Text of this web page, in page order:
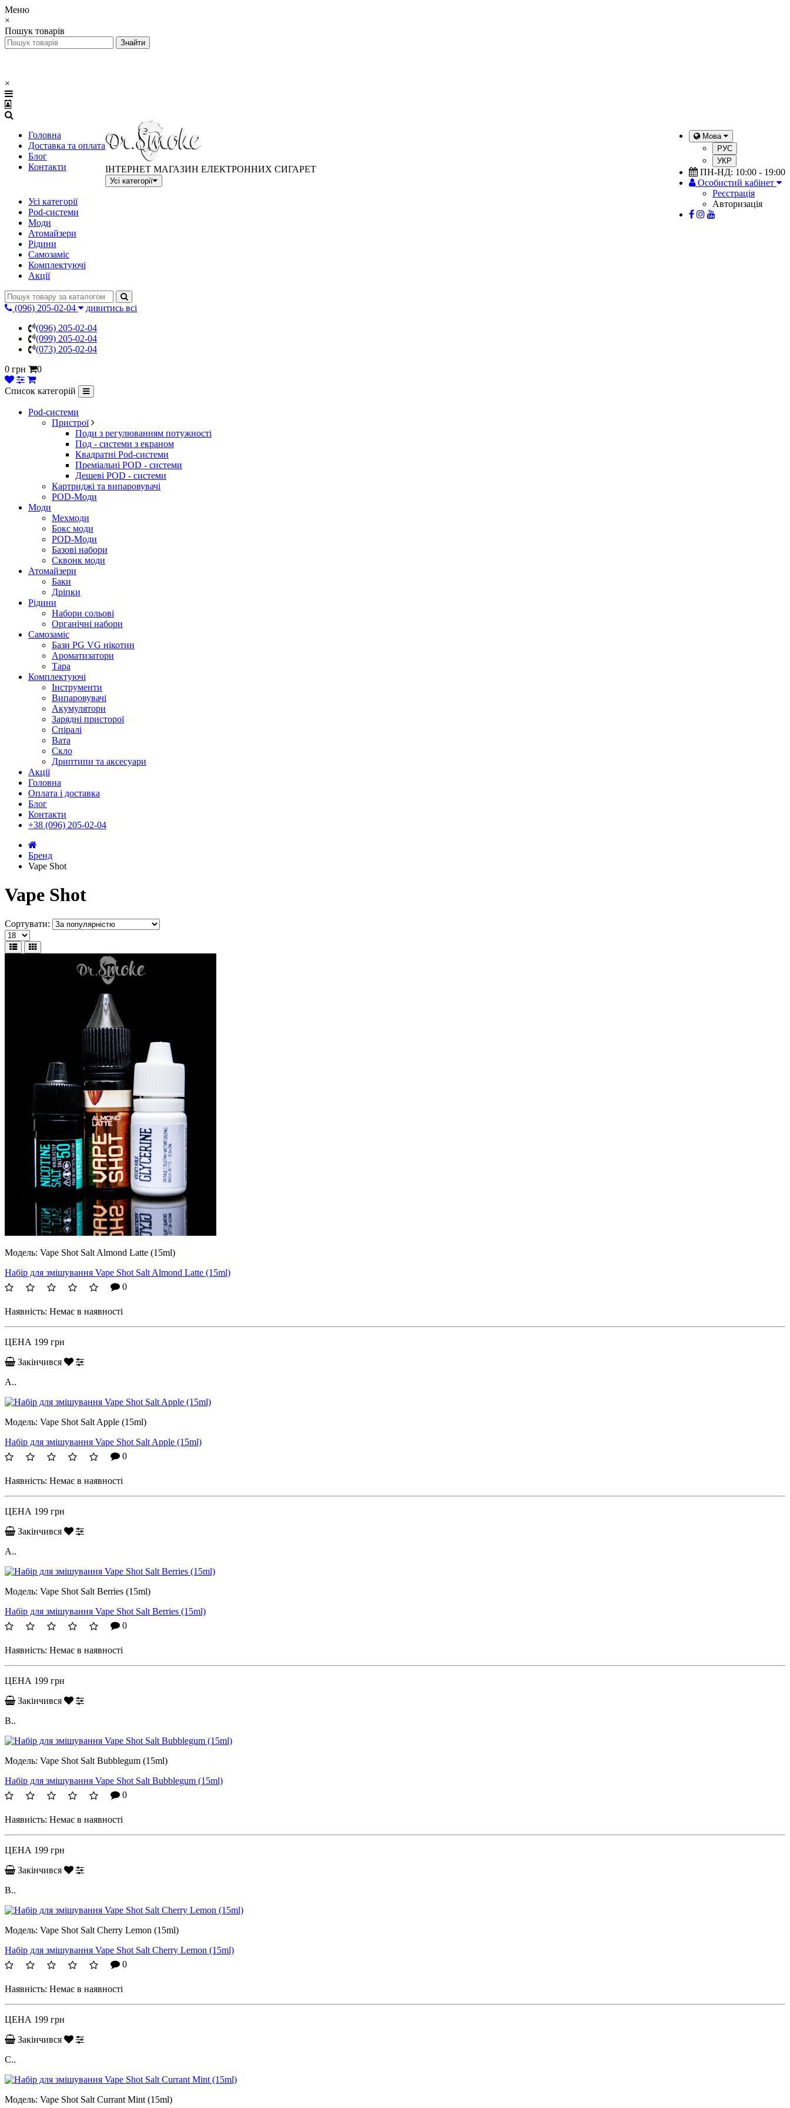
Меню
×
Пошук товарів
×
Головна
Доставка та оплата
Блог
Контакти
Мова
РУС
УКР
ПН-НД: 10:00 - 19:00
Особистий кабінет
Реєстрація
Авторизація
ІНТЕРНЕТ МАГАЗИН ЕЛЕКТРОННИХ СИГАРЕТ
Усі категорії
Усі категорії
Pod-системи
Моди
Атомайзери
Рідини
Самозаміс
Комплектуючі
Акції
(096) 205-02-04
дивитись всі
(096) 205-02-04
(099) 205-02-04
(073) 205-02-04
0 грн
0
Список категорій
Pod-системи
Пристрої
Поди з регулюванням потужності
Под - системи з екраном
Квадратні Pod-системи
Преміальні POD - системи
Дешеві POD - системи
Картриджі та випаровувачі
POD-Моди
Моди
Мехмоди
Бокс моди
POD-Моди
Базові набори
Сквонк моди
Атомайзери
Баки
Дріпки
Рідини
Набори сольові
Органічні набори
Самозаміс
Бази PG VG нікотин
Ароматизатори
Тара
Комплектуючі
Інструменти
Випаровувачі
Акумулятори
Зарядні присторої
Спіралі
Вата
Скло
Дриптипи та аксесуари
Акції
Головна
Оплата і доставка
Блог
Контакти
+38 (096) 205-02-04
Бренд
Vape Shot
Vape Shot
Сортувати:
Модель: Vape Shot Salt Almond Latte (15ml)
Набір для змішування Vape Shot Salt Almond Latte (15ml)
0
Наявність: Немає в наявності
ЦЕНА 199 грн
Закінчився
A..
Модель: Vape Shot Salt Apple (15ml)
Набір для змішування Vape Shot Salt Apple (15ml)
0
Наявність: Немає в наявності
ЦЕНА 199 грн
Закінчився
A..
Модель: Vape Shot Salt Berries (15ml)
Набір для змішування Vape Shot Salt Berries (15ml)
0
Наявність: Немає в наявності
ЦЕНА 199 грн
Закінчився
B..
Модель: Vape Shot Salt Bubblegum (15ml)
Набір для змішування Vape Shot Salt Bubblegum (15ml)
0
Наявність: Немає в наявності
ЦЕНА 199 грн
Закінчився
B..
Модель: Vape Shot Salt Cherry Lemon (15ml)
Набір для змішування Vape Shot Salt Cherry Lemon (15ml)
0
Наявність: Немає в наявності
ЦЕНА 199 грн
Закінчився
C..
Модель: Vape Shot Salt Currant Mint (15ml)